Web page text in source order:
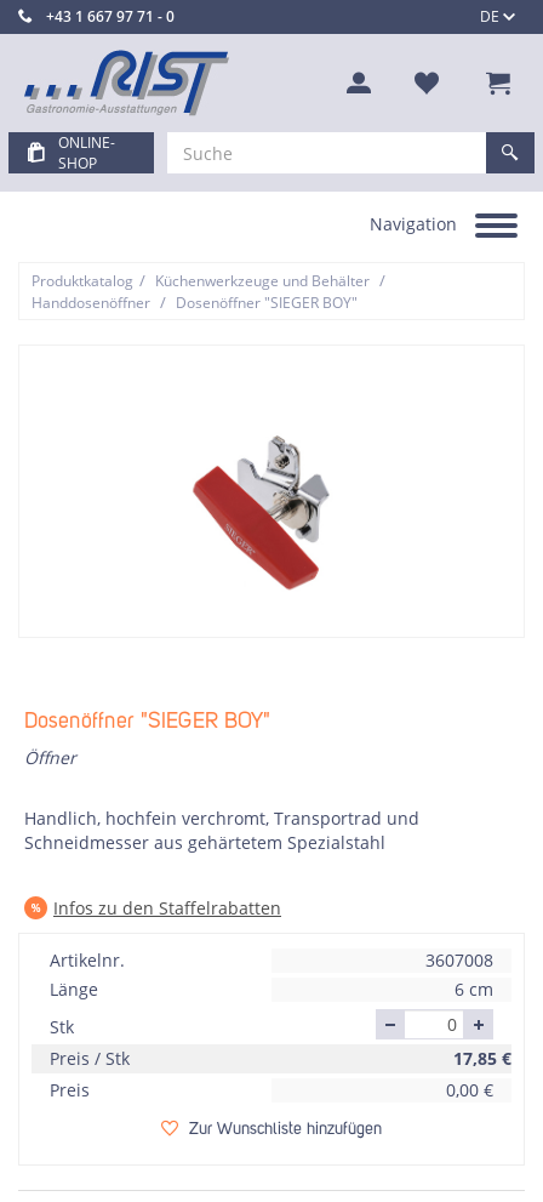
DE
+43 1 667 97 71 - 0
ONLINE-
SHOP
Toggle
Navigation
Produktkatalog / Küchenwerkzeuge und Behälter /
Handdosenöffner / Dosenöffner "SIEGER BOY"
Dosenöffner "SIEGER BOY"
Öffner
Handlich, hochfein verchromt, Transportrad und
Schneidmesser aus gehärtetem Spezialstahl
Infos zu den Staffelrabatten
Artikelnr.
3607008
Länge
6 cm
Stk
Preis / Stk
17,85 €
Preis
0,00 €
Zur Wunschliste hinzufügen